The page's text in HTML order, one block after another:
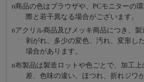
n商品の⾊はブラウザや、PCモニターの
際と若⼲異なる場合がございます。
nアクリル商品及びメッキ商品につき、
剥がれ、多少の変色、汚れ、変形し
場合があります。
n布製品は製造ロットや色ごとで、加工
差、色味の違い、ほつれ、折れジワ